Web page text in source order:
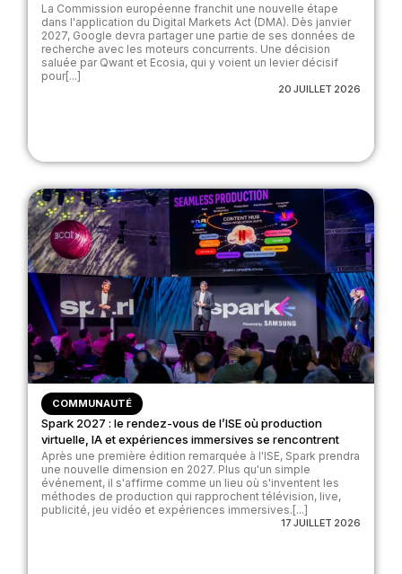
La Commission européenne franchit une nouvelle étape
dans l'application du Digital Markets Act (DMA). Dès janvier
2027, Google devra partager une partie de ses données de
recherche avec les moteurs concurrents. Une décision
saluée par Qwant et Ecosia, qui y voient un levier décisif
pour[...]
20 JUILLET 2026
COMMUNAUTÉ
Spark 2027 : le rendez-vous de l’ISE où production
virtuelle, IA et expériences immersives se rencontrent
Après une première édition remarquée à l'ISE, Spark prendra
une nouvelle dimension en 2027. Plus qu'un simple
événement, il s'affirme comme un lieu où s'inventent les
méthodes de production qui rapprochent télévision, live,
publicité, jeu vidéo et expériences immersives.[...]
17 JUILLET 2026